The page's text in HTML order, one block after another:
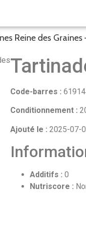
Reine des Graines
Code-barres :
Conditionnement :
Ajouté le : 2025-07-
Additifs : 0
Nutriscore :